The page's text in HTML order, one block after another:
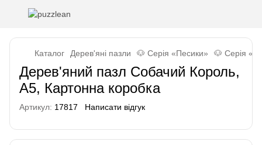
Каталог Дерев'яні пазли 🐶 Серія «Песики» 🐶 Серія
Дерев'яний пазл Собачий Король,
А5, Картонна коробка
Артикул: 17817 Написати відгук